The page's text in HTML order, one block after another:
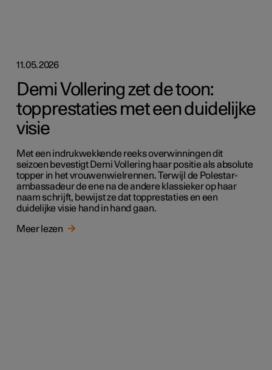
11.05.2026
Demi Vollering zet de toon:
topprestaties met een duidelijke
visie
Met een indrukwekkende reeks overwinningen dit
seizoen bevestigt Demi Vollering haar positie als absolute
topper in het vrouwenwielrennen. Terwijl de Polestar-
ambassadeur de ene na de andere klassieker op haar
naam schrijft, bewijst ze dat topprestaties en een
duidelijke visie hand in hand gaan.
Meer lezen